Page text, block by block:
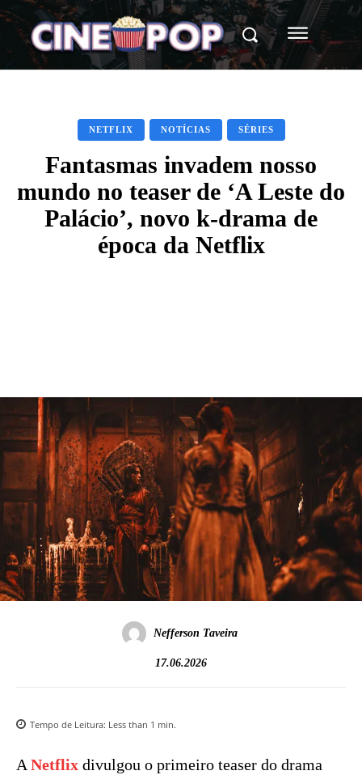
NETFLIX NOTÍCIAS SÉRIES
Fantasmas invadem nosso
mundo no teaser de ‘A Leste do
Palácio’, novo k-drama de
época da Netflix
Nefferson Taveira
17.06.2026
Tempo de Leitura: Less than 1 min.
A Netflix divulgou o primeiro teaser do drama